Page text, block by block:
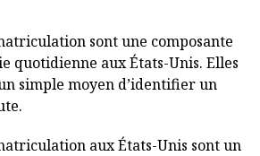
sont une composante
quotidienne aux États-Unis. Elles
simple moyen d’identifier un
aux États-Unis sont un